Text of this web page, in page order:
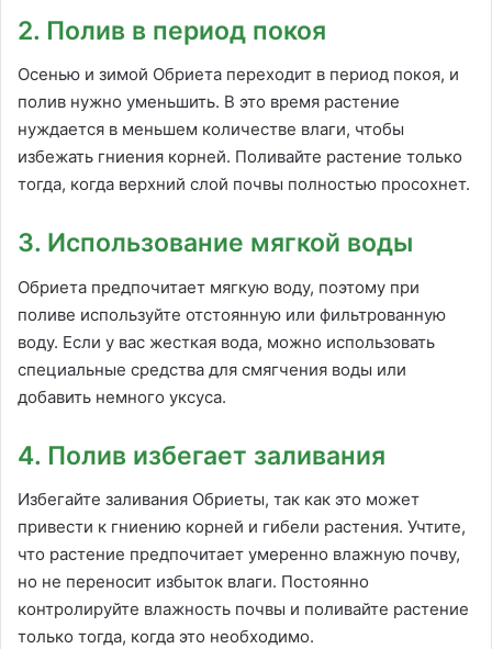
2. Полив в период покоя
Осенью и зимой Обриета переходит в период покоя, и
полив нужно уменьшить. В это время растение
нуждается в меньшем количестве влаги, чтобы
избежать гниения корней. Поливайте растение только
тогда, когда верхний слой почвы полностью просохнет.
3. Использование мягкой воды
Обриета предпочитает мягкую воду, поэтому при
поливе используйте отстоянную или фильтрованную
воду. Если у вас жесткая вода, можно использовать
специальные средства для смягчения воды или
добавить немного уксуса.
4. Полив избегает заливания
Избегайте заливания Обриеты, так как это может
привести к гниению корней и гибели растения. Учтите,
что растение предпочитает умеренно влажную почву,
но не переносит избыток влаги. Постоянно
контролируйте влажность почвы и поливайте растение
только тогда, когда это необходимо.